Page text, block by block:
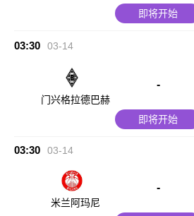
即将开始
03:30 03-14
门兴格拉德巴赫
-
即将开始
03:30 03-14
米兰阿玛尼
-